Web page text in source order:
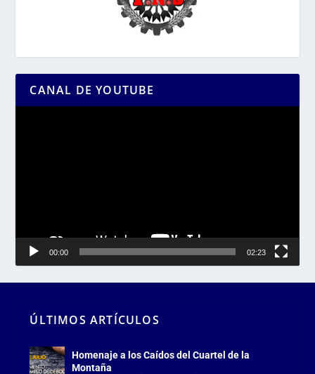
CANAL DE YOUTUBE
00:00 02:23
ÚLTIMOS ARTÍCULOS
Homenaje a los Caídos del Cuartel de la
Montaña